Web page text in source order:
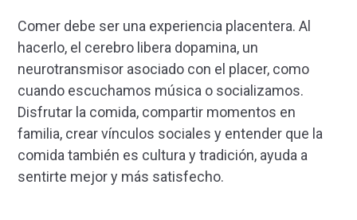
Comer debe ser una experiencia placentera. Al
hacerlo, el cerebro libera dopamina, un
neurotransmisor asociado con el placer, como
cuando escuchamos música o socializamos.
Disfrutar la comida, compartir momentos en
familia, crear vínculos sociales y entender que la
comida también es cultura y tradición, ayuda a
sentirte mejor y más satisfecho.